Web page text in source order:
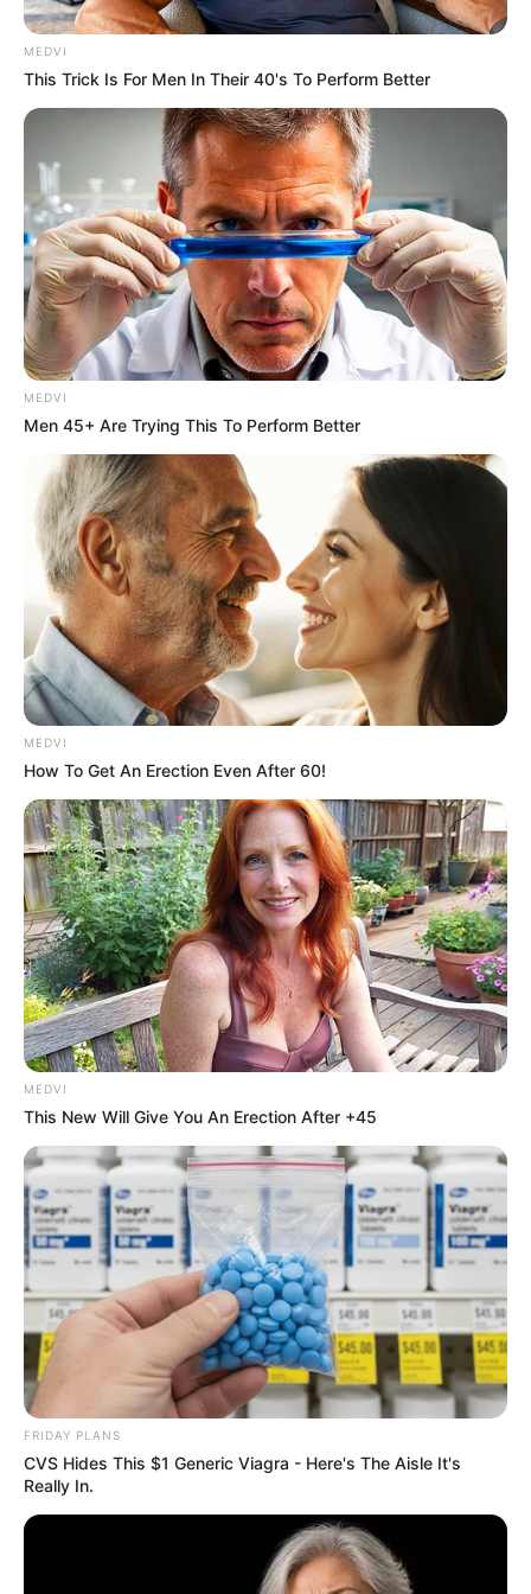
Le retour en France ne se déroule pas non plus
comme l’espérait Mélanie, alors que les deux
époux habitent pourtant très près l’un de
l’autre.“Il est assez distant, tous les soirs de la
semaine on n’a rien fait tous les deux, et il ne
veut pas qu’on se voit”, avait notamment confié
Mélanie à Lucile et Alex.
MEDVI
This Trick Is For Men In Their 40's To Perform Better
MEDVI
Men 45+ Are Trying This To Perform Better
MEDVI
How To Get An Erection Even After 60!
MEDVI
This New Will Give You An Erection After +45
FRIDAY PLANS
CVS Hides This $1 Generic Viagra - Here's The Aisle It's
Really In.